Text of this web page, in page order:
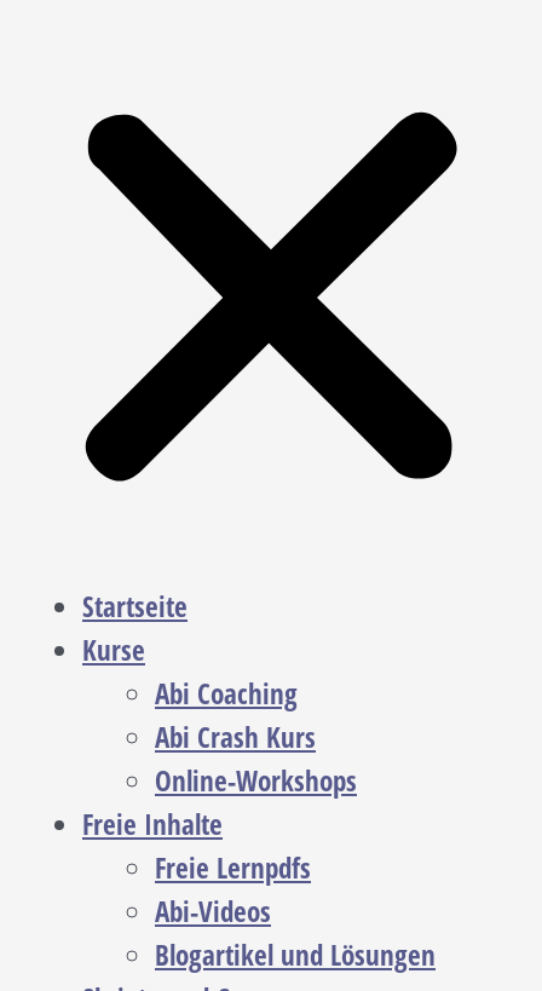
Startseite
Kurse
Abi Coaching
Abi Crash Kurs
Online-Workshops
Freie Inhalte
Freie Lernpdfs
Abi-Videos
Blogartikel und Lösungen